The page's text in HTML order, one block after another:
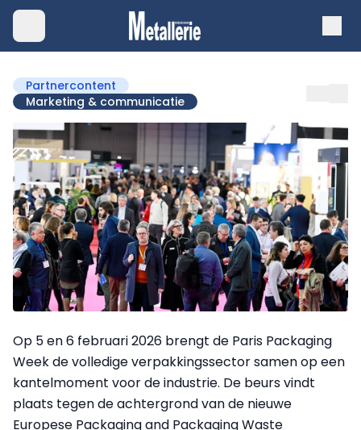
Partnercontent
Marketing & communicatie
Op 5 en 6 februari 2026 brengt de Paris Packaging
Week de volledige verpakkingssector samen op een
kantelmoment voor de industrie. De beurs vindt
plaats tegen de achtergrond van de nieuwe
Europese Packaging and Packaging Waste